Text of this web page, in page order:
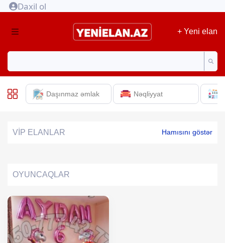
Daxil ol
+ Yeni elan
Daşınmaz əmlak Nəqliyyat
VİP ELANLAR Hamısını göstər
OYUNCAQLAR